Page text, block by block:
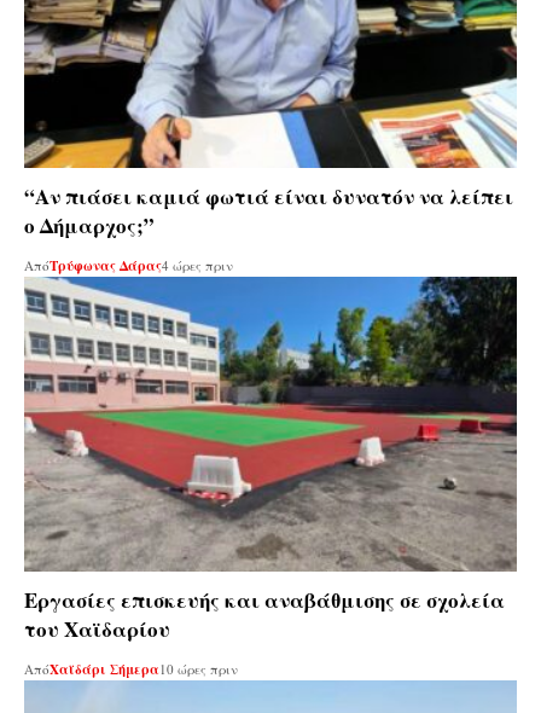
“Αν πιάσει καμιά φωτιά είναι δυνατόν να λείπει
ο Δήμαρχος;”
ΑπόΤρύφωνας Δάρας4 ώρες πριν
Εργασίες επισκευής και αναβάθμισης σε σχολεία
του Χαϊδαρίου
ΑπόΧαϊδάρι Σήμερα10 ώρες πριν